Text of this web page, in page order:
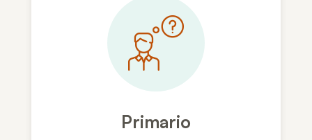
Primario